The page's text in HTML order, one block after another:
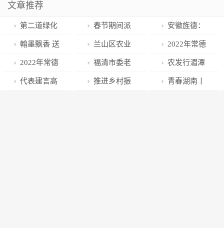
文章推荐
第二道绿化
隔离地区规划
草案公示 百个
郊野公园为京
春节期间派
出所、交警、
出入境、婚姻
登记对外办公
安徽旌德：
香飘三十载 豆
香里的年味
翰墨飘香 送
“福”万家
兰山区农业
农村局开展“我
们的节日·春节
2022年常德
市住房公积金
发放贷款20.05
2022年常德
市住房公积金
福清市委老
干部局：学思
农发行湄潭
县支行党支部
代表建言高 推进乡村振 青春湖南丨